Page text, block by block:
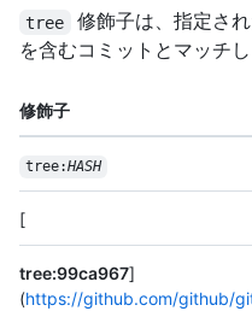
tree
修飾子は、指定さ
を含むコミットとマッチし
修飾子
tree:HASH
[
tree:99ca967]
(https://github.com/github/